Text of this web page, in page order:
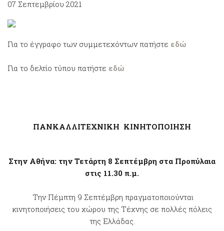
07 Σεπτεμβρίου 2021
Για το έγγραφο των συμμετεχόντων πατήστε εδώ
Για το δελτίο τύπου πατήστε εδώ
ΠΑΝΚΑΛΛΙΤΕΧΝΙΚΗ ΚΙΝΗΤΟΠΟΙΗΣΗ
Στην Αθήνα: την Τετάρτη 8 Σεπτέμβρη στα Προπύλαια
στις 11.30 π.μ.
Την Πέμπτη 9 Σεπτέμβρη πραγματοποιούνται
κινητοποιήσεις του χώρου της Τέχνης σε πολλές πόλεις
της Ελλάδας.